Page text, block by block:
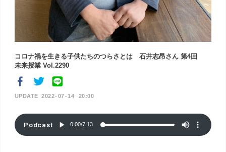
コロナ禍を生きる子供たちのつらさとは 石井志昂さん 第4回
未来授業 Vol.2290
2022 07 14 20:00
Podcast 0:00/7:13